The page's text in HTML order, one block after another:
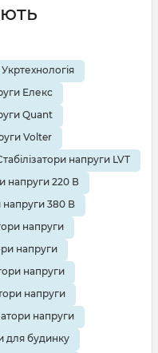
Елекс
Quant
Volter
напруги LVT
напруги 220 В
напруги 380 В
напруги
напруги
напруги
напруги
напруги
для будинку